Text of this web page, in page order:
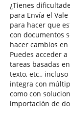
¿Tienes
para Envía el
para hacer que
con documentos
hacer cambios
Puedes acceder
tareas basadas
texto, etc.,
integra con
como con
importación de